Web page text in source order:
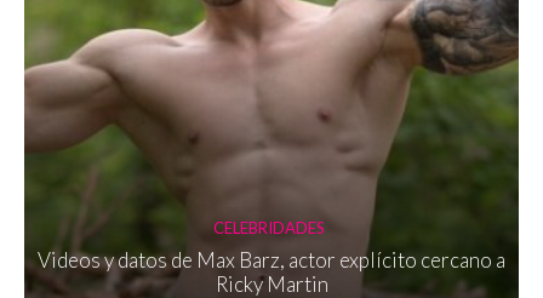
CELEBRIDADES
Videos y datos de Max Barz, actor explícito cercano a
Ricky Martin